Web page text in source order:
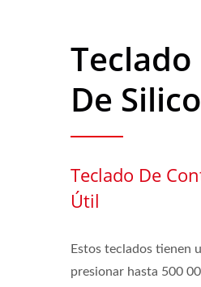
Teclado
De
Teclado De
Útil
Estos teclados tienen
presionar hasta 500